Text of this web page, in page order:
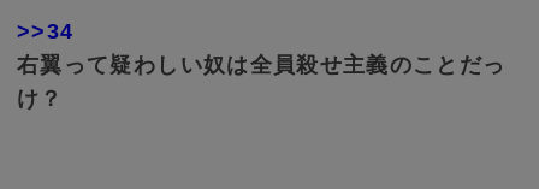
>>34
右翼って疑わしい奴は全員殺せ主義のことだっ
け？